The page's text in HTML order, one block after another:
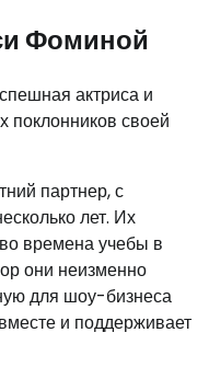
Фоминой
актриса и
поклонников своей
партнер, с
лет. Их
времена учебы в
они неизменно
для шоу-бизнеса
и поддерживает